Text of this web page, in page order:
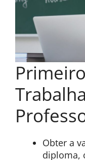
Obter a
diploma,